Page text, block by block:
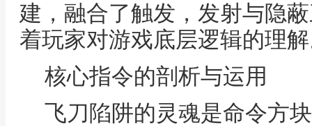
建，融合了触发，发射与隐
着玩家对游戏底层逻辑的理
核心指令的剖析与运用
飞刀陷阱的灵魂是命令方